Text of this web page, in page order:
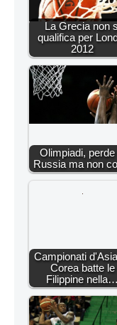
La Grecia non
qualifica per
2012
Olimpiadi, perde
Russia ma non
Campionati
Corea batte le
Filippine nella…